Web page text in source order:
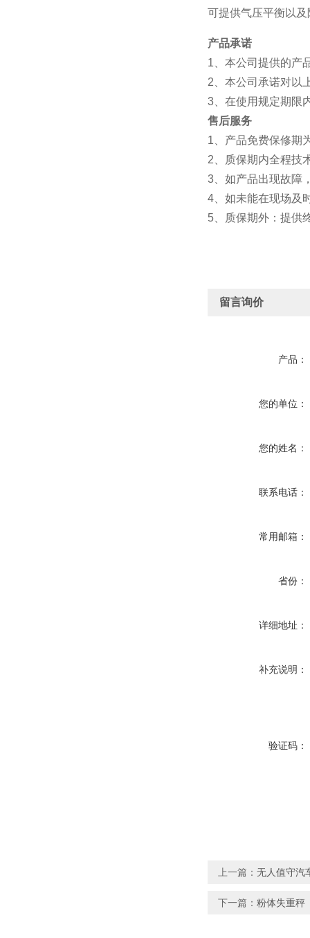
可提供气压平衡以
产品承诺
1、本公司提供的产
2、本公司承诺对以
3、在使用规定期限
售后服务
1、产品免费保修期
2、质保期内全
3、如产品出现故障
4、如未能在现场及
5、质保期外：提供
留言询价
产品：
您的单位：
您的姓名：
联系电话：
常用邮箱：
省份：
详细地址：
补充说明：
验证码：
上一篇： 无人值守汽
下一篇： 粉体失重秤